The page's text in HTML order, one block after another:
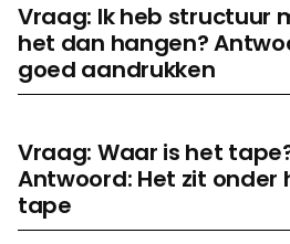
Vraag: Ik heb structuur
het dan hangen?
goed aandrukken
Vraag: Waar is het
Antwoord: Het zit onder
tape